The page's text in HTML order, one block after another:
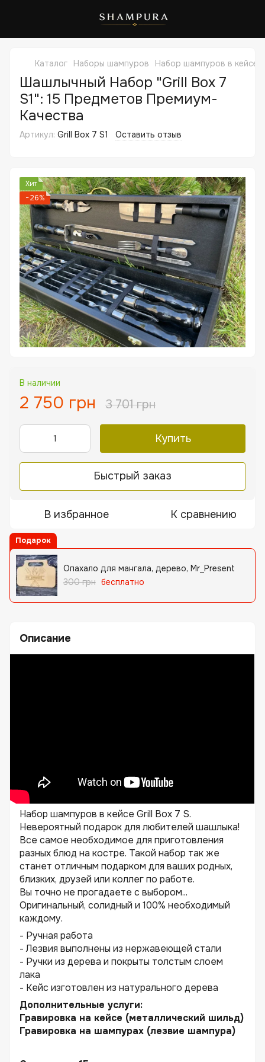
Каталог Наборы шампуров Набор шампуров в кейсе
Шашлычный Набор "Grill Box 7
S1": 15 Предметов Премиум-
Качества
Артикул: Grill Box 7 S1 Оставить отзыв
Хит
−26%
В наличии
2 750 грн 3 701 грн
Купить
Быстрый заказ
В избранное К сравнению
Подарок
Опахало для мангала, дерево, Mr_Present
300 грн бесплатно
Описание
Набор шампуров в кейсе Grill Box 7 S.
Невероятный подарок для любителей шашлыка!
Все самое необходимое для приготовления
разных блюд на костре. Такой набор так же
станет отличным подарком для ваших родных,
близких, друзей или коллег по работе.
Вы точно не прогадаете с выбором...
Оригинальный, солидный и 100% необходимый
каждому.
- Ручная работа
- Лезвия выполнены из нержавеющей стали
- Ручки из дерева и покрыты толстым слоем
лака
- Кейс изготовлен из натурального дерева
Дополнительные услуги:
Гравировка на кейсе (металлический шильд)
Гравировка на шампурах (лезвие шампура)